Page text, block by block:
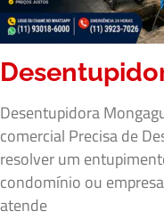
Desentupidora
comercial Precisa de
resolver um
condomínio ou
atende